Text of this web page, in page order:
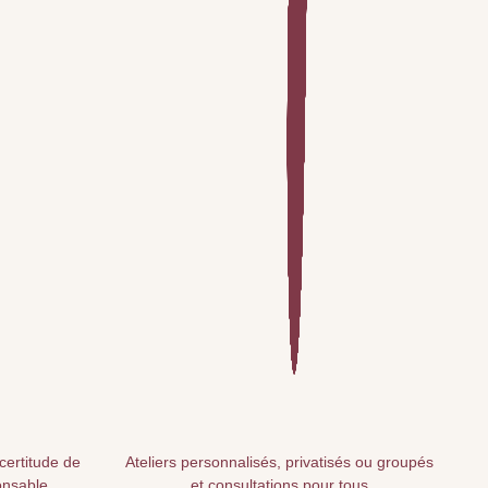
de
Ateliers personnalisés, privatisés ou groupés